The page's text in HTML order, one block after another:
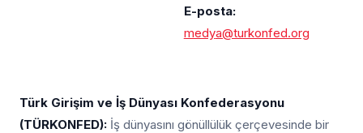
E-posta:
medya@turkonfed.org
Türk Girişim ve İş Dünyası Konfederasyonu
(TÜRKONFED): İş dünyasını gönüllülük çerçevesinde bir